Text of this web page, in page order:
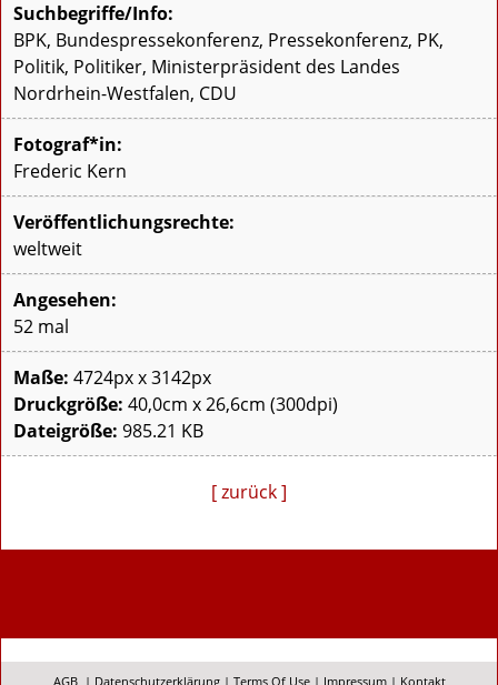
Suchbegriffe/Info:
BPK, Bundespressekonferenz, Pressekonferenz, PK,
Politik, Politiker, Ministerpräsident des Landes
Nordrhein-Westfalen, CDU
Fotograf*in:
Frederic Kern
Veröffentlichungsrechte:
weltweit
Angesehen:
52 mal
Maße: 4724px x 3142px
Druckgröße: 40,0cm x 26,6cm (300dpi)
Dateigröße: 985.21 KB
[ zurück ]
AGB | Datenschutzerklärung| Terms Of Use| Impressum| Kontakt